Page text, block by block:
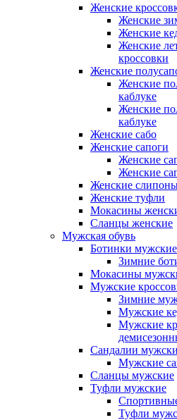
Женские
Женские
Женские
Женские
кроссовки
Женские
Женские
каблуке
Женские
каблуке
Женские сабо
Женские сапоги
Женские
Женские
Женские
Женские туфли
Мокасины
Сланцы женские
Мужская обувь
Ботинки мужские
Зимние
Мокасины
Мужские
Зимние
Мужские
Мужские
Сандалии
Мужские
Сланцы мужские
Туфли мужские
Туфли